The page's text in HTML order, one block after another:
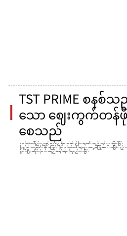
TST PRIME စနစ်
သော ဈေးကွက်တန်
စေသည်
နောက်ဆုံးပေါ်နည်းပညာနှင့် အသိပညာရှိသော အင်ဂျင်နီယာများ၏ အရည်အချင်းအကဲဖြတ်ခြင်း
ရိုးရှင်းသော ကုမ္ပဏီသမိုင်းကြောင်း သို့မဟုတ် နှစ်ပေါင်းများစွာ အတွေ့အကြုံအပေါ် အခြေခံသည့်
ရှားပါးပြီး အဖိုးတန်သော အရည်အချင်းများကို စုစည်းထားခြင်း